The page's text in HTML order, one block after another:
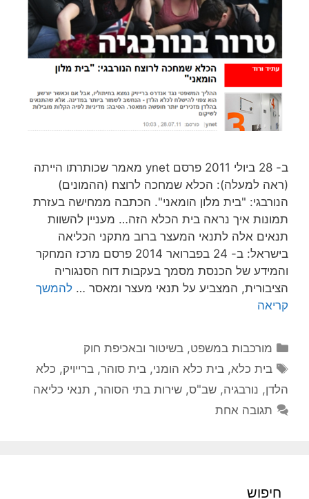
ב- 28 ביולי 2011 פרסם ynet מאמר שכותרתו הייתה
(ראה למעלה): הכלא שמחכה לרוצח (ההמונים)
הנורבגי: "בית מלון הומאני". הכתבה ממחישה בעזרת
תמונות איך נראה בית הכלא הזה… מעניין להשוות
תנאים אלה לתנאי המעצר ברוב מתקני הכליאה
בישראל: ב- 24 בפברואר 2014 פרסם מרכז המחקר
והמידע של הכנסת מסמך בעקבות דוח הסנגוריה
הציבורית, המצביע על תנאי מעצר ומאסר … להמשך
קריאה
קטגוריות
מורכבות במשפט, בשיטור ובאכיפת חוק
תגיות
בית כלא,בית כלא הומני,בית סוהר,ברייויק, כלא
הלדן, נורבגיה, שב"ס, שירות בתי הסוהר, תנאי כליאה
תגובה אחת
חיפוש